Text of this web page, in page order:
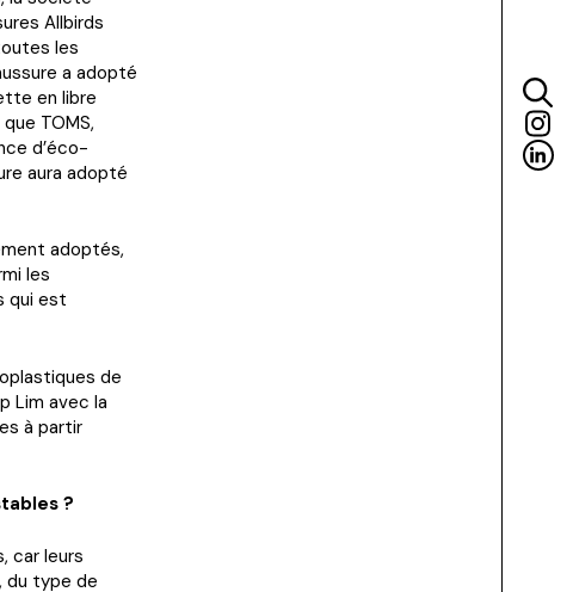
Allbirds
les
a adopté
en libre
TOMS,
d’éco-
aura adopté
adoptés,
les
qui est
de
Lim avec la
à partir
?
car leurs
du type de